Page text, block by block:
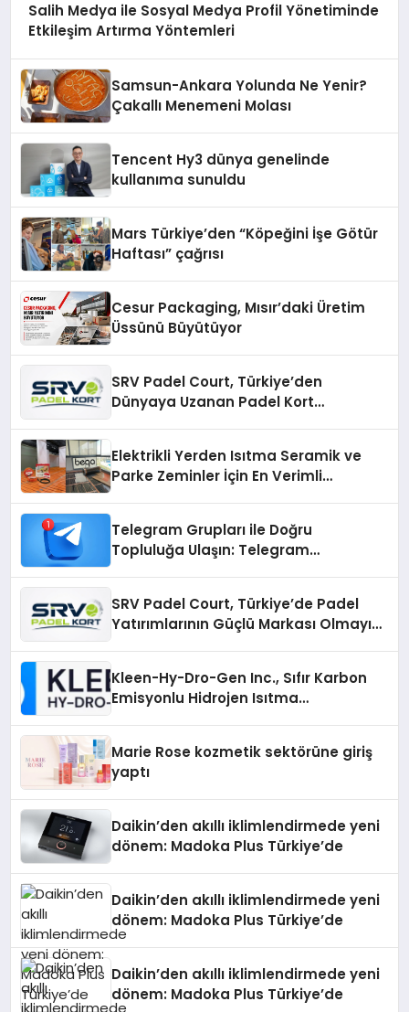
Salih Medya ile Sosyal Medya Profil Yönetiminde
Etkileşim Artırma Yöntemleri
Samsun-Ankara Yolunda Ne Yenir?
Çakallı Menemeni Molası
Tencent Hy3 dünya genelinde
kullanıma sunuldu
Mars Türkiye’den “Köpeğini İşe Götür
Haftası” çağrısı
Cesur Packaging, Mısır’daki Üretim
Üssünü Büyütüyor
SRV Padel Court, Türkiye’den
Dünyaya Uzanan Padel Kort
Elektrikli Yerden Isıtma Seramik ve
Parke Zeminler İçin En Verimli
Telegram Grupları ile Doğru
Topluluğa Ulaşın: Telegram
SRV Padel Court, Türkiye’de Padel
Yatırımlarının Güçlü Markası Olmayı
Kleen-Hy-Dro-Gen Inc., Sıfır Karbon
Emisyonlu Hidrojen Isıtma
Marie Rose kozmetik sektörüne giriş
yaptı
Daikin’den akıllı iklimlendirmede yeni
dönem: Madoka Plus Türkiye’de
Daikin’den akıllı iklimlendirmede yeni
dönem: Madoka Plus Türkiye’de
Daikin’den akıllı iklimlendirmede yeni
dönem: Madoka Plus Türkiye’de